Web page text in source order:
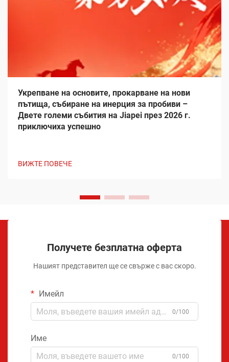
Укрепване на основите, прокарване на нови
пътища, събиране на инерция за пробиви –
Двете големи събития на Jiapei през 2026 г.
приключиха успешно
ВИЖТЕ ПОВЕЧЕ
Получете безплатна оферта
Нашият представител ще се свърже с вас скоро.
Имейл
0/100
Име
0/100